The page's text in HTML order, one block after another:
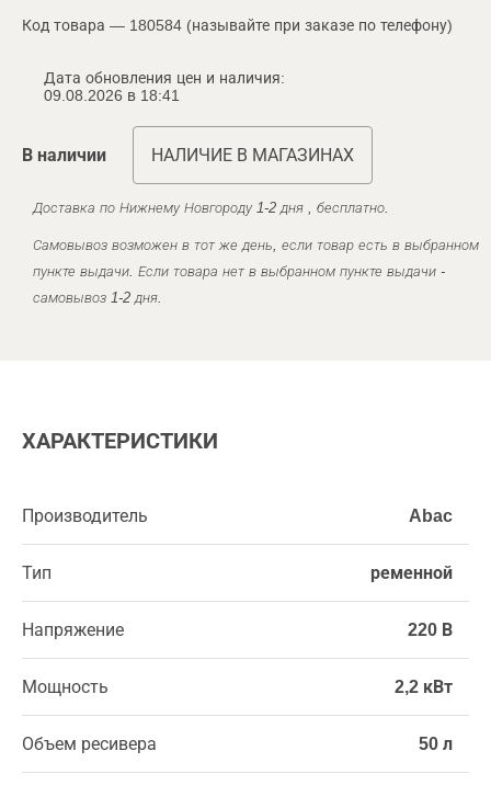
Код товара — 180584 (называйте при заказе по телефону)
Дата обновления цен и наличия:
09.08.2026 в 18:41
В наличии НАЛИЧИЕ В МАГАЗИНАХ
Доставка по Нижнему Новгороду 1-2 дня , бесплатно.
Самовывоз возможен в тот же день, если товар есть в выбранном
пункте выдачи. Если товара нет в выбранном пункте выдачи -
самовывоз 1-2 дня.
ХАРАКТЕРИСТИКИ
Производитель Abac
Тип ременной
Напряжение 220 В
Мощность 2,2 кВт
Объем ресивера 50 л